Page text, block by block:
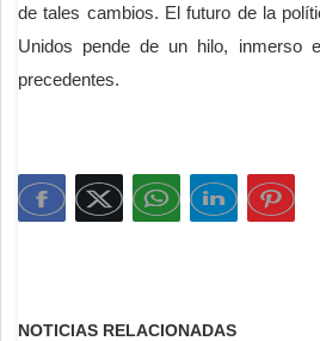
de tales cambios. El futuro de la
Unidos pende de un hilo, inmerso
precedentes.
NOTICIAS RELACIONADAS